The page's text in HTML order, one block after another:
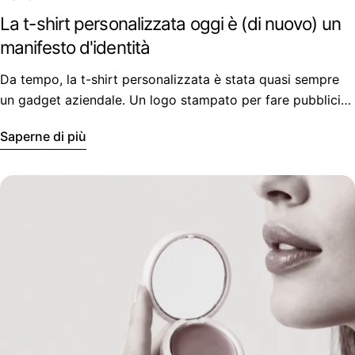
La t-shirt personalizzata oggi è (di nuovo) un
manifesto d'identità
Da tempo, la t-shirt personalizzata è stata quasi sempre
un gadget aziendale. Un logo stampato per fare pubblicità
Saperne di più